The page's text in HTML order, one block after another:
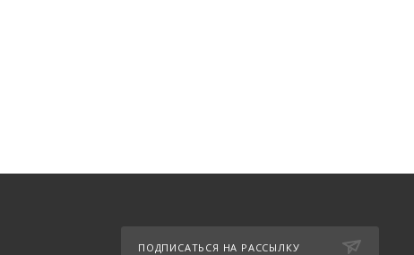
ПОДПИСАТЬСЯ НА РАССЫЛКУ